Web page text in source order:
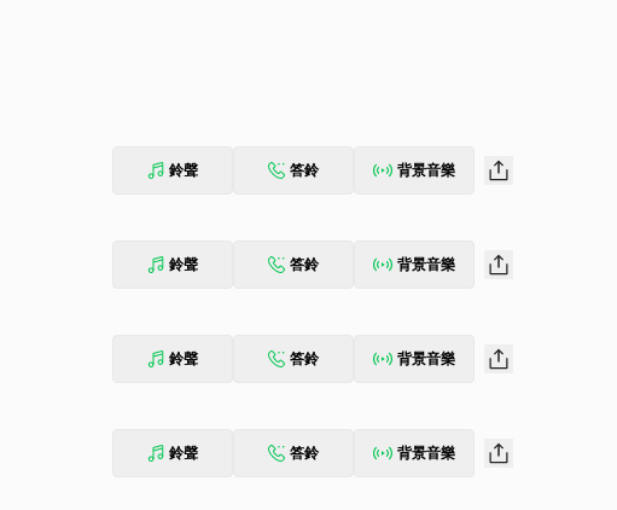
鈴聲 答鈴 背景音樂
鈴聲 答鈴 背景音樂
鈴聲 答鈴 背景音樂
鈴聲 答鈴 背景音樂